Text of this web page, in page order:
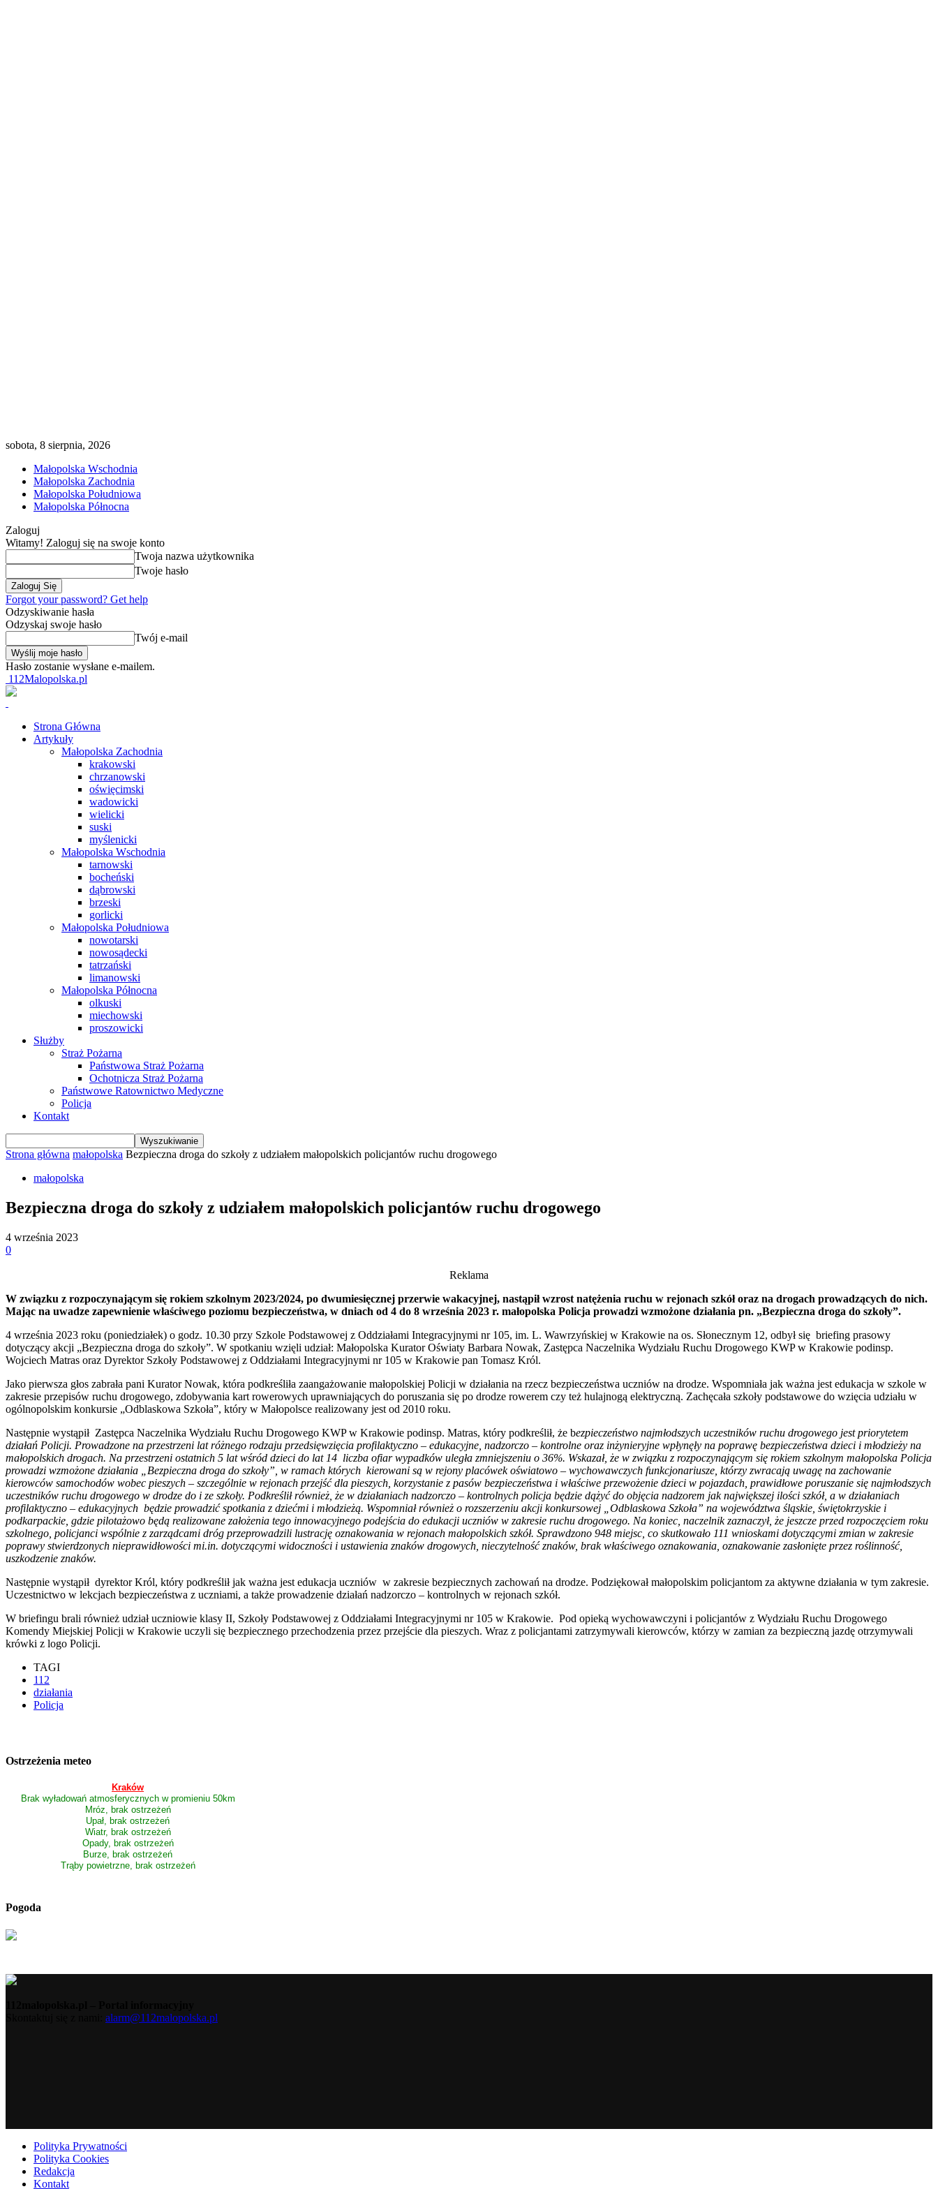
sobota, 8 sierpnia, 2026
Małopolska Wschodnia
Małopolska Zachodnia
Małopolska Południowa
Małopolska Północna
Zaloguj
Witamy! Zaloguj się na swoje konto
Twoja nazwa użytkownika
Twoje hasło
Forgot your password? Get help
Odzyskiwanie hasła
Odzyskaj swoje hasło
Twój e-mail
Hasło zostanie wysłane e-mailem.
112Malopolska.pl
Strona Główna
Artykuły
Małopolska Zachodnia
krakowski
chrzanowski
oświęcimski
wadowicki
wielicki
suski
myślenicki
Małopolska Wschodnia
tarnowski
bocheński
dąbrowski
brzeski
gorlicki
Małopolska Południowa
nowotarski
nowosądecki
tatrzański
limanowski
Małopolska Północna
olkuski
miechowski
proszowicki
Służby
Straż Pożarna
Państwowa Straż Pożarna
Ochotnicza Straż Pożarna
Państwowe Ratownictwo Medyczne
Policja
Kontakt
Strona główna małopolska Bezpieczna droga do szkoły z udziałem małopolskich policjantów ruchu drogowego
małopolska
Bezpieczna droga do szkoły z udziałem małopolskich policjantów ruchu drogowego
4 września 2023
0
Reklama
W związku z rozpoczynającym się rokiem szkolnym 2023/2024, po dwumiesięcznej przerwie wakacyjnej, nastąpił wzrost natężenia ruchu w rejonach szkół oraz na drogach prowadzących do nich.
Mając na uwadze zapewnienie właściwego poziomu bezpieczeństwa, w dniach od 4 do 8 września 2023 r. małopolska Policja prowadzi wzmożone działania pn. „Bezpieczna droga do szkoły”.
4 września 2023 roku (poniedziałek) o godz. 10.30 przy Szkole Podstawowej z Oddziałami Integracyjnymi nr 105, im. L. Wawrzyńskiej w Krakowie na os. Słonecznym 12, odbył się briefing prasowy
dotyczący akcji „Bezpieczna droga do szkoły”. W spotkaniu wzięli udział: Małopolska Kurator Oświaty Barbara Nowak, Zastępca Naczelnika Wydziału Ruchu Drogowego KWP w Krakowie podinsp.
Wojciech Matras oraz Dyrektor Szkoły Podstawowej z Oddziałami Integracyjnymi nr 105 w Krakowie pan Tomasz Król.
Jako pierwsza głos zabrała pani Kurator Nowak, która podkreśliła zaangażowanie małopolskiej Policji w działania na rzecz bezpieczeństwa uczniów na drodze. Wspomniała jak ważna jest edukacja w szkole w
zakresie przepisów ruchu drogowego, zdobywania kart rowerowych uprawniających do poruszania się po drodze rowerem czy też hulajnogą elektryczną. Zachęcała szkoły podstawowe do wzięcia udziału w
ogólnopolskim konkursie „Odblaskowa Szkoła”, który w Małopolsce realizowany jest od 2010 roku.
Następnie wystąpił Zastępca Naczelnika Wydziału Ruchu Drogowego KWP w Krakowie podinsp. Matras, który podkreślił, że bezpieczeństwo najmłodszych uczestników ruchu drogowego jest priorytetem
działań Policji. Prowadzone na przestrzeni lat różnego rodzaju przedsięwzięcia profilaktyczno – edukacyjne, nadzorczo – kontrolne oraz inżynieryjne wpłynęły na poprawę bezpieczeństwa dzieci i młodzieży na
małopolskich drogach. Na przestrzeni ostatnich 5 lat wśród dzieci do lat 14 liczba ofiar wypadków uległa zmniejszeniu o 36%. Wskazał, że w związku z rozpoczynającym się rokiem szkolnym małopolska Policja
prowadzi wzmożone działania „Bezpieczna droga do szkoły”, w ramach których kierowani są w rejony placówek oświatowo – wychowawczych funkcjonariusze, którzy zwracają uwagę na zachowanie
kierowców samochodów wobec pieszych – szczególnie w rejonach przejść dla pieszych, korzystanie z pasów bezpieczeństwa i właściwe przewożenie dzieci w pojazdach, prawidłowe poruszanie się najmłodszych
uczestników ruchu drogowego w drodze do i ze szkoły. Podkreślił również, że w działaniach nadzorczo – kontrolnych policja będzie dążyć do objęcia nadzorem jak największej ilości szkół, a w działaniach
profilaktyczno – edukacyjnych będzie prowadzić spotkania z dziećmi i młodzieżą. Wspomniał również o rozszerzeniu akcji konkursowej „Odblaskowa Szkoła” na województwa śląskie, świętokrzyskie i
podkarpackie, gdzie pilotażowo będą realizowane założenia tego innowacyjnego podejścia do edukacji uczniów w zakresie ruchu drogowego. Na koniec, naczelnik zaznaczył, że jeszcze przed rozpoczęciem roku
szkolnego, policjanci wspólnie z zarządcami dróg przeprowadzili lustrację oznakowania w rejonach małopolskich szkół. Sprawdzono 948 miejsc, co skutkowało 111 wnioskami dotyczącymi zmian w zakresie
poprawy stwierdzonych nieprawidłowości mi.in. dotyczącymi widoczności i ustawienia znaków drogowych, nieczytelność znaków, brak właściwego oznakowania, oznakowanie zasłonięte przez roślinność,
uszkodzenie znaków.
Następnie wystąpił dyrektor Król, który podkreślił jak ważna jest edukacja uczniów w zakresie bezpiecznych zachowań na drodze. Podziękował małopolskim policjantom za aktywne działania w tym zakresie.
Uczestnictwo w lekcjach bezpieczeństwa z uczniami, a także prowadzenie działań nadzorczo – kontrolnych w rejonach szkół.
W briefingu brali również udział uczniowie klasy II, Szkoły Podstawowej z Oddziałami Integracyjnymi nr 105 w Krakowie. Pod opieką wychowawczyni i policjantów z Wydziału Ruchu Drogowego
Komendy Miejskiej Policji w Krakowie uczyli się bezpiecznego przechodzenia przez przejście dla pieszych. Wraz z policjantami zatrzymywali kierowców, którzy w zamian za bezpieczną jazdę otrzymywali
krówki z logo Policji.
TAGI
112
działania
Policja
Ostrzeżenia meteo
Kraków
Brak wyładowań atmosferycznych w promieniu 50km
Mróz, brak ostrzeżeń
Upał, brak ostrzeżeń
Wiatr, brak ostrzeżeń
Opady, brak ostrzeżeń
Burze, brak ostrzeżeń
Trąby powietrzne, brak ostrzeżeń
Pogoda
alarm@112malopolska.pl
Polityka Prywatności
Polityka Cookies
Redakcja
Kontakt